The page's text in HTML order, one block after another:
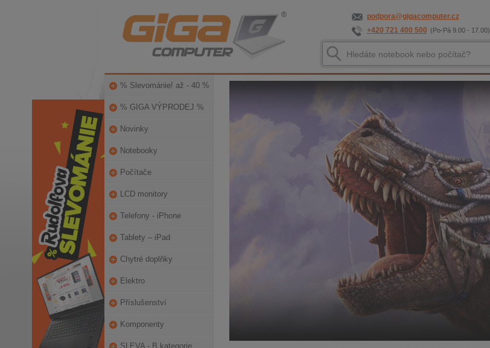
podpora@gigacomputer.cz
+420 721 400 500 (Po-Pá 9.00 - 17.00)
% Slevománie! až - 40 %
% GIGA VÝPRODEJ %
Novinky
Notebooky
Počítače
LCD monitory
Telefony - iPhone
Tablety – iPad
Chytré doplňky
Elektro
Příslušenství
Komponenty
SLEVA - B kategorie